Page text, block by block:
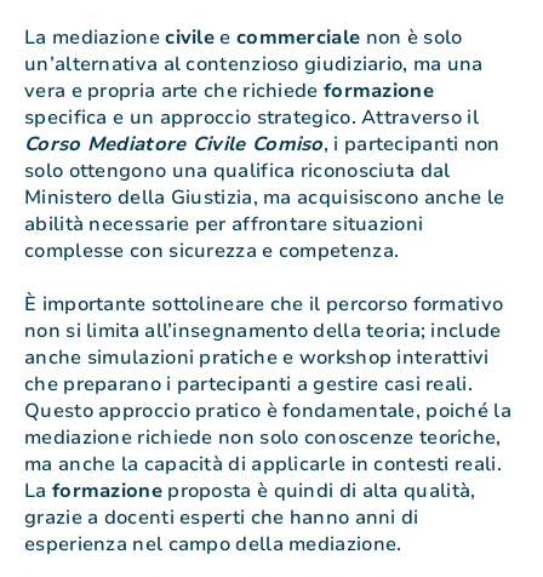
La mediazionecivilee commerciale non è solo
un’alternativa al contenzioso giudiziario, ma una
vera e propria arte che richiede formazione
specifica e un approccio strategico. Attraverso il
Corso Mediatore Civile Comiso, i partecipanti non
solo ottengono una qualifica riconosciuta dal
Ministero della Giustizia, ma acquisiscono anche le
abilità necessarie per affrontare situazioni
complesse con sicurezza e competenza.
È importante sottolineare che il percorso formativo
non si limita all’insegnamento della teoria; include
anche simulazioni pratiche e workshop interattivi
che preparano i partecipanti a gestire casi reali.
Questo approccio pratico è fondamentale, poiché la
mediazione richiede non solo conoscenze teoriche,
ma anche la capacità di applicarle in contesti reali.
La formazioneproposta è quindi di alta qualità,
grazie a docenti esperti che hanno anni di
esperienza nel campo della mediazione.